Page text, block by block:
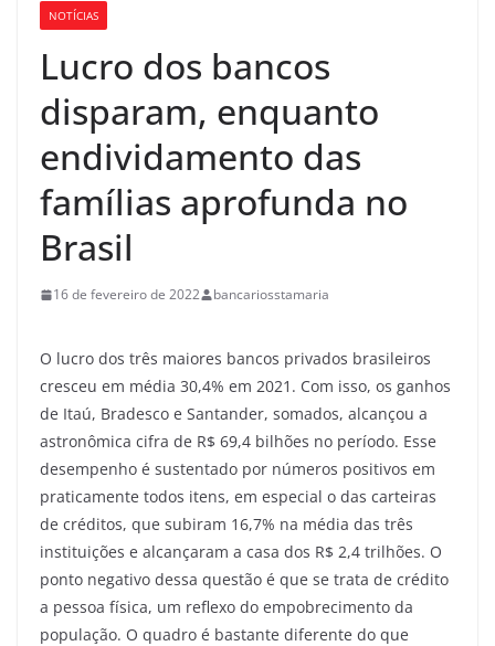
NOTÍCIAS
Lucro dos bancos
disparam, enquanto
endividamento das
famílias aprofunda no
Brasil
16 de fevereiro de 2022 bancariosstamaria
O lucro dos três maiores bancos privados brasileiros
cresceu em média 30,4% em 2021. Com isso, os ganhos
de Itaú, Bradesco e Santander, somados, alcançou a
astronômica cifra de R$ 69,4 bilhões no período. Esse
desempenho é sustentado por números positivos em
praticamente todos itens, em especial o das carteiras
de créditos, que subiram 16,7% na média das três
instituições e alcançaram a casa dos R$ 2,4 trilhões. O
ponto negativo dessa questão é que se trata de crédito
a pessoa física, um reflexo do empobrecimento da
população. O quadro é bastante diferente do que